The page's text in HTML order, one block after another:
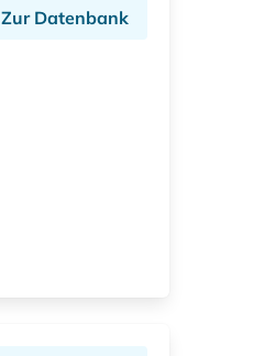
Zur Datenbank